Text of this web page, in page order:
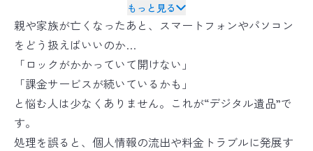
もっと見る
親や家族が亡くなったあと、スマートフォンやパソコン
をどう扱えばいいのか…
「ロックがかかっていて開けない」
「課金サービスが続いているかも」
と悩む人は少なくありません。これが“デジタル遺品”で
す。
処理を誤ると、個人情報の流出や料金トラブルに発展す